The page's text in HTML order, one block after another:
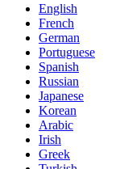
English
French
German
Portuguese
Spanish
Russian
Japanese
Korean
Arabic
Irish
Greek